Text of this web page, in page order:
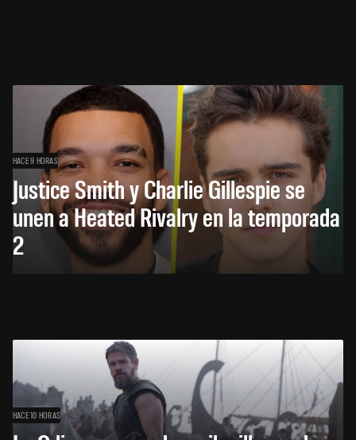
HACE 9 HORAS
Justice Smith y Charlie Gillespie se
unen a Heated Rivalry en la temporada
2
HACE 10 HORAS